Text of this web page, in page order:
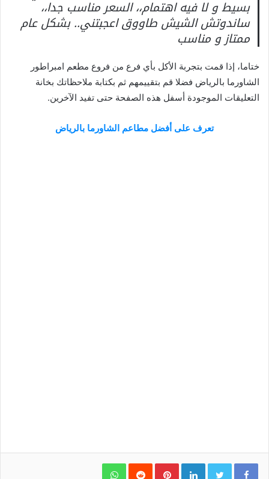
بسيط و لا فيه اهتمام،، السعر مناسب جدا،،
ساندوتش الشيش طاووق اعجبتني.. بشكل عام
ممتاز و مناسب
ختاما، إذا قمت بتجربة الأكل بأي فرع من فروع مطعم امبراطور
الشاورما بالرياض فضلا قم بتقييمهم ثم بكتابة ملاحظاتك بخانة
التعليقات الموجودة أسفل هذه الصفحة حتى تفيد الآخرين.
تعرف على أفضل مطاعم الشاورما بالرياض
LinkedIn
Pinterest
WhatsApp